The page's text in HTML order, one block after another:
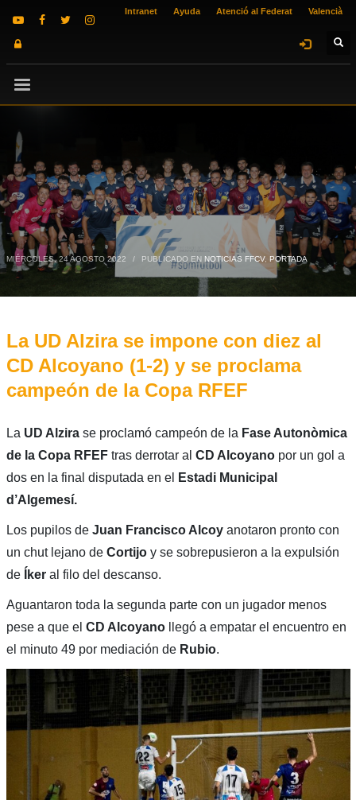
Intranet Ayuda Atenció al Federat Valencià
MIÉRCOLES, 24 AGOSTO 2022 / PUBLICADO EN NOTICIAS FFCV, PORTADA
La UD Alzira se impone con diez al
CD Alcoyano (1-2) y se proclama
campeón de la Copa RFEF
La UD Alzirase proclamó campeón de la Fase Autonòmica
de la Copa RFEFtras derrotar al CD Alcoyanopor un gol a
dos en la final disputada en el
Estadi Municipal
d’Algemesí.
Los pupilos de Juan Francisco Alcoyanotaron pronto con
un chut lejano de Cortijoy se sobrepusieron a la expulsión
de
Íkeral filo del descanso.
Aguantaron toda la segunda parte con un jugador menos
pese a que el CD Alcoyano
llegó a empatar el encuentro en
el minuto 49 por mediación de Rubio.